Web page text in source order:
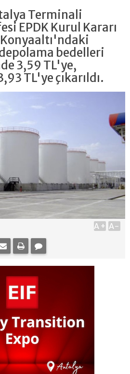
Terminali
EPDK Kurul Kararı
bedelleri
3,59 TL'ye,
TL'ye çıkarıldı.
A+ A-